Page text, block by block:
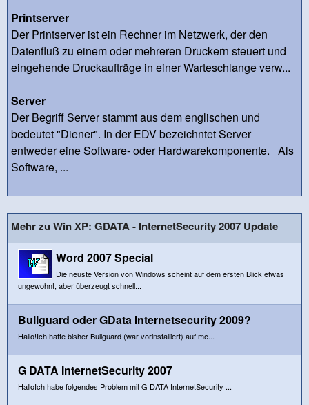
Printserver
Der Printserver ist ein Rechner im Netzwerk, der den
Datenfluß zu einem oder mehreren Druckern steuert und
eingehende Druckaufträge in einer Warteschlange verw...
Server
Der Begriff Server stammt aus dem englischen und
bedeutet "Diener". In der EDV bezeichntet Server
entweder eine Software- oder Hardwarekomponente. Als
Software, ...
Mehr zu Win XP: GDATA - InternetSecurity 2007 Update
Word 2007 Special
Die neuste Version von Windows scheint auf dem ersten Blick etwas
ungewohnt, aber überzeugt schnell...
Bullguard oder GData Internetsecurity 2009?
Hallo!Ich hatte bisher Bullguard (war vorinstalliert) auf me...
G DATA InternetSecurity 2007
HalloIch habe folgendes Problem mit G DATA InternetSecurity ...